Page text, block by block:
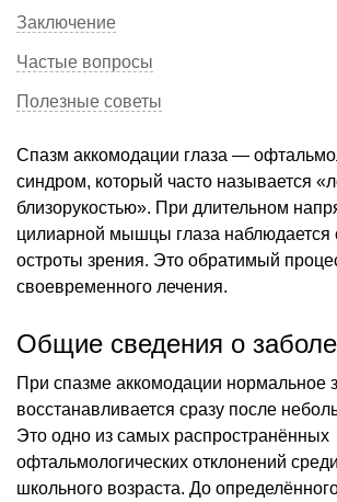
Заключение
Частые вопросы
Полезные советы
Спазм аккомодации глаза —
синдром, который часто называется
близорукостью». При длительном
цилиарной мышцы глаза наблюдается
остроты зрения. Это обратимый
своевременного лечения.
Общие сведения о
При спазме аккомодации нормальное
восстанавливается сразу после
Это одно из самых распространённых
офтальмологических отклонений
школьного возраста. До